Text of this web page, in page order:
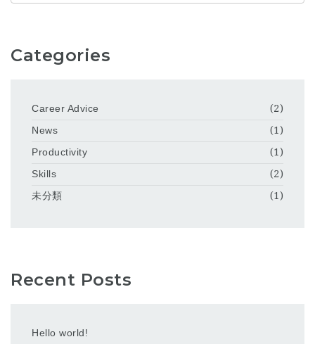
Categories
Career Advice
(2)
News
(1)
Productivity
(1)
Skills
(2)
未分類
(1)
Recent Posts
Hello world!